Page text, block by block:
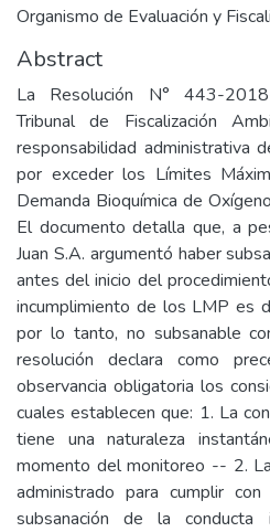
Organismo de Evaluación y
Abstract
La Resolución N° 443-
Tribunal de Fiscalización
responsabilidad administrativa
por exceder los Límites
Demanda Bioquímica de
El documento detalla que, a
Juan S.A. argumentó haber
antes del inicio del
incumplimiento de los LMP es
por lo tanto, no subsanable
resolución declara como
observancia obligatoria los
cuales establecen que: 1. La
tiene una naturaleza
momento del monitoreo -- 2.
administrado para cumplir
subsanación de la